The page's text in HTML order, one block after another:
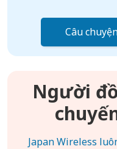
Câu
Người
Japan Wireless